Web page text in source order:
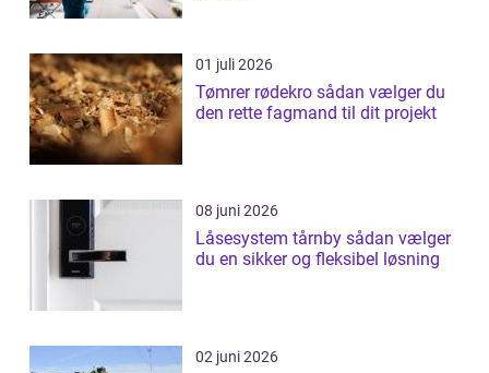
01 juli 2026
Tømrer rødekro sådan vælger du
den rette fagmand til dit projekt
08 juni 2026
Låsesystem tårnby sådan vælger
du en sikker og fleksibel løsning
02 juni 2026